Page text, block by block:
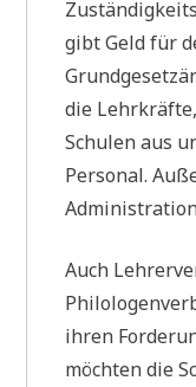
gibt Geld für
die
Schulen aus
Personal.
Auch
ihren
möchten die